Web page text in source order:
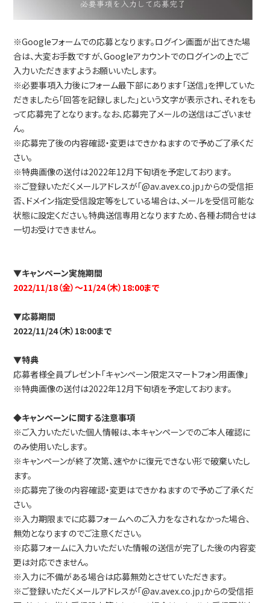
※Googleフォームでの応募となります。ログイン画面が出てきた場
合は、大変お手数ですが、Googleアカウントでのログインの上でご
入力いただきますようお願いいたします。
※必要事項入力後にフォーム最下部にあります「送信」を押していた
だきましたら「回答を記録しました」という文字が表示され、それをも
って応募完了となります。なお、応募完了メールの送信はございませ
ん。
※応募完了後の内容確認・変更はできかねますので予めご了承くだ
さい。
※特典画像の送付は2022年12月下旬頃を予定しております。
※ご登録いただくメールアドレスが「@av.avex.co.jp」からの受信拒
否、ドメイン指定受信設定等をしている場合は、メールを受信可能な
状態に設定ください。特典送信専用となりますため、各種お問合せは
一切お受けできません。
▼キャンペーン実施期間
2022/11/18（金）～11/24（木）18:00まで
▼応募期間
2022/11/24（木）18:00まで
▼特典
応募者様全員プレゼント「キャンペーン限定スマートフォン用画像」
※特典画像の送付は2022年12月下旬頃を予定しております。
◆キャンペーンに関する注意事項
※ご入力いただいた個人情報は、本キャンペーンでのご本人確認に
のみ使用いたします。
※キャンペーンが終了次第、速やかに復元できない形で破棄いたし
ます。
※応募完了後の内容確認・変更はできかねますので予めご了承くだ
さい。
※入力期限までに応募フォームへのご入力をなされなかった場合、
無効となりますのでご注意ください。
※応募フォームに入力いただいた情報の送信が完了した後の内容変
更は対応できません。
※入力に不備がある場合は応募無効とさせていただきます。
※ご登録いただくメールアドレスが「@av.avex.co.jp」からの受信拒